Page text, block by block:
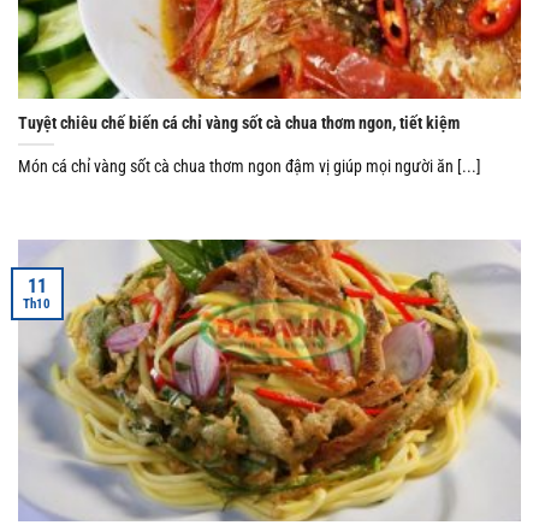
Tuyệt chiêu chế biến cá chỉ vàng sốt cà chua thơm ngon, tiết kiệm
Món cá chỉ vàng sốt cà chua thơm ngon đậm vị giúp mọi người ăn [...]
11
Th10